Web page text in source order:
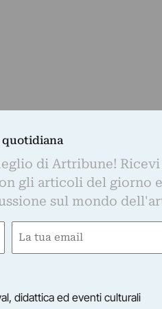
Apice. Mappa del Labirinto
lavoro di Giancarla
quotidiana
di Artribune! Ricevi
gli articoli del giorno e
sul mondo
Email
didattica ed eventi culturali